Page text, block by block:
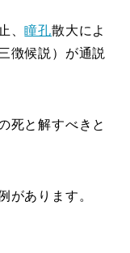
、瞳孔散大によ
徴候説）が通説
死と解すべきと
があります。